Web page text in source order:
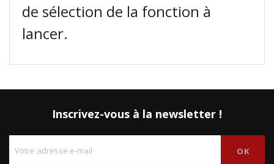
de sélection de la fonction à
lancer.
Inscrivez-vous à la newsletter !